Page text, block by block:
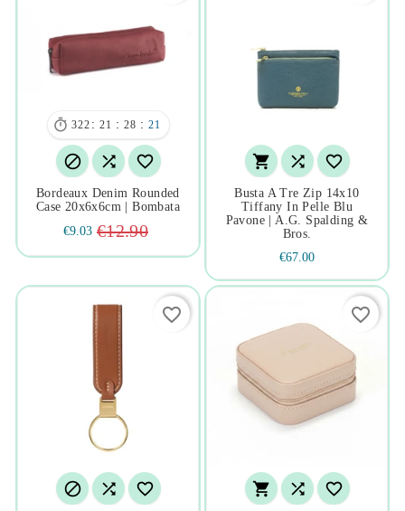
 322 : 21 : 28 : 21
  
Bordeaux Denim Rounded
Case 20x6x6cm | Bombata
€9.03 €12.90
  
Busta A Tre Zip 14x10
Tiffany In Pelle Blu
Pavone | A.g. Spalding &
Bros.
€67.00
  
favorite_border
  
favorite_border